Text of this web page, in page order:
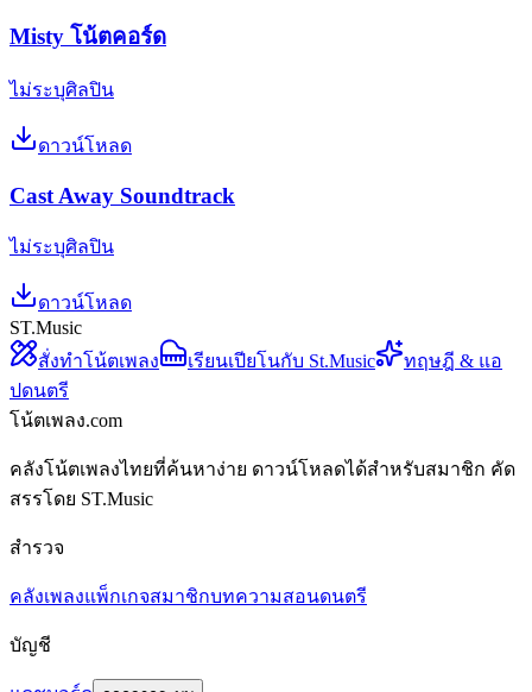
Misty โน้ตคอร์ด
ไม่ระบุศิลปิน
ดาวน์โหลด
Cast Away Soundtrack
ไม่ระบุศิลปิน
ดาวน์โหลด
ST.Music
สั่งทำโน้ตเพลง
เรียนเปียโนกับ St.Music
ทฤษฎี & แอ
ปดนตรี
โน้ตเพลง.com
คลังโน้ตเพลงไทยที่ค้นหาง่าย ดาวน์โหลดได้สำหรับสมาชิก คัด
สรรโดย ST.Music
สำรวจ
คลังเพลงแพ็กเกจสมาชิกบทความสอนดนตรี
บัญชี